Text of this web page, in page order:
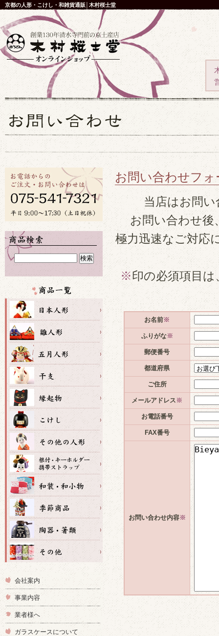
京都の人形・こけし・和雑貨通販│木村桜士堂
お問い合わせフォ
当店はお問
お問い合わせ後
極力迅速なご対応
※印の必須項目
お名前※
ふりがな※
郵便番号
都道府県
ご住所
メールアドレス ※
お電話番号
FAX番号
お問い合わせ内容※
会社案内
事業内容
業者様へ
ガラスケースについて